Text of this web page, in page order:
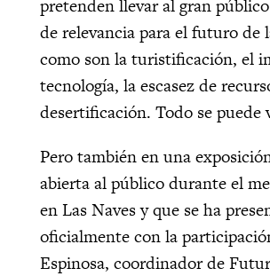
pretenden llevar al gran
de relevancia para el futuro de
como son la turistificación, el
tecnología, la escasez de
desertificación. Todo se puede
Pero también en una
abierta al público durante el
en Las Naves y que se ha
oficialmente con la
Espinosa, coordinador de